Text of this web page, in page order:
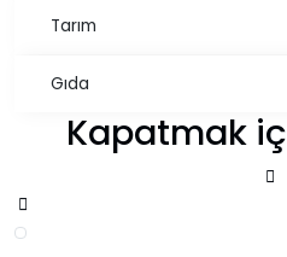
Tarım
Gıda
Kapatmak